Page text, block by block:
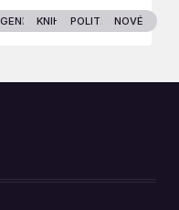
KNIHY POLITIKANOVÉ